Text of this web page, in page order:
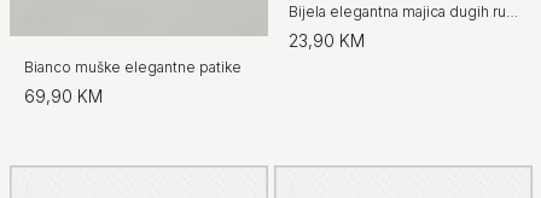
Bianco muške elegantne patike
69,90 KM
Bijela elegantna majica dugih rukava
23,90 KM